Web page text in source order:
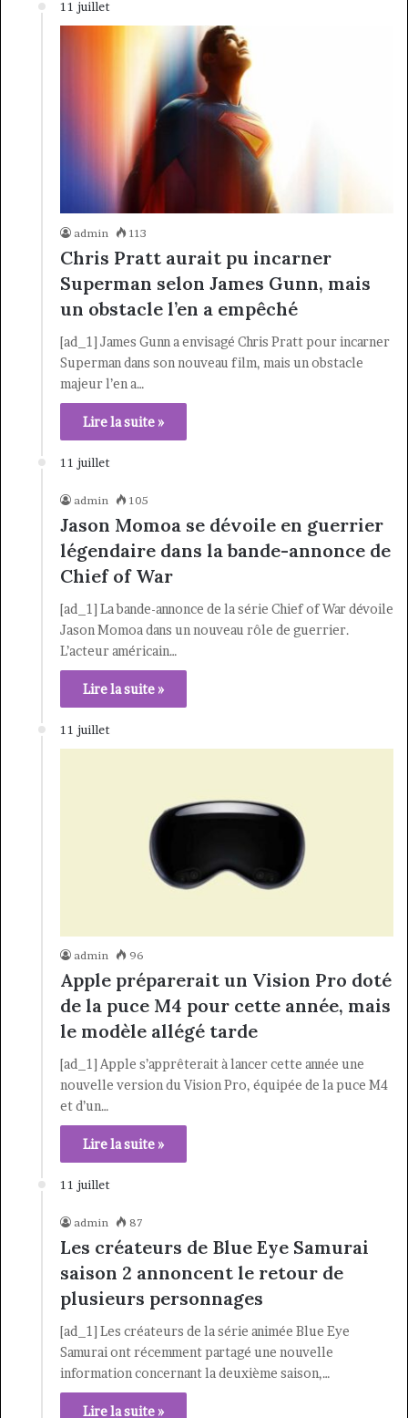
11 juillet
admin 113
Chris Pratt aurait pu incarner
Superman selon James Gunn, mais
un obstacle l’en a empêché
[ad_1] James Gunn a envisagé Chris Pratt pour incarner
Superman dans son nouveau film, mais un obstacle
majeur l’en a…
Lire la suite »
11 juillet
admin 105
Jason Momoa se dévoile en guerrier
légendaire dans la bande-annonce de
Chief of War
[ad_1] La bande-annonce de la série Chief of War dévoile
Jason Momoa dans un nouveau rôle de guerrier.
L’acteur américain…
Lire la suite »
11 juillet
admin 96
Apple préparerait un Vision Pro doté
de la puce M4 pour cette année, mais
le modèle allégé tarde
[ad_1] Apple s’apprêterait à lancer cette année une
nouvelle version du Vision Pro, équipée de la puce M4
et d’un…
Lire la suite »
11 juillet
admin 87
Les créateurs de Blue Eye Samurai
saison 2 annoncent le retour de
plusieurs personnages
[ad_1] Les créateurs de la série animée Blue Eye
Samurai ont récemment partagé une nouvelle
information concernant la deuxième saison,…
Lire la suite »